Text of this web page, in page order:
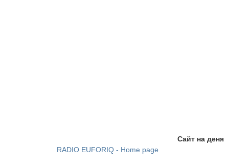
Сайт на деня
RADIO EUFORIQ - Home page